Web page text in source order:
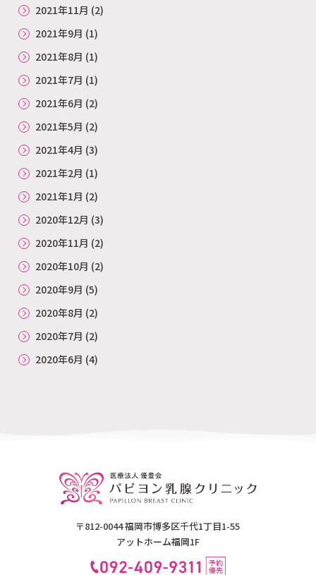
2021年11月 (2)
2021年9月 (1)
2021年8月 (1)
2021年7月 (1)
2021年6月 (2)
2021年5月 (2)
2021年4月 (3)
2021年2月 (1)
2021年1月 (2)
2020年12月 (3)
2020年11月 (2)
2020年10月 (2)
2020年9月 (5)
2020年8月 (2)
2020年7月 (2)
2020年6月 (4)
〒812-0044 福岡市博多区千代1丁目1-55
アットホーム福岡1F